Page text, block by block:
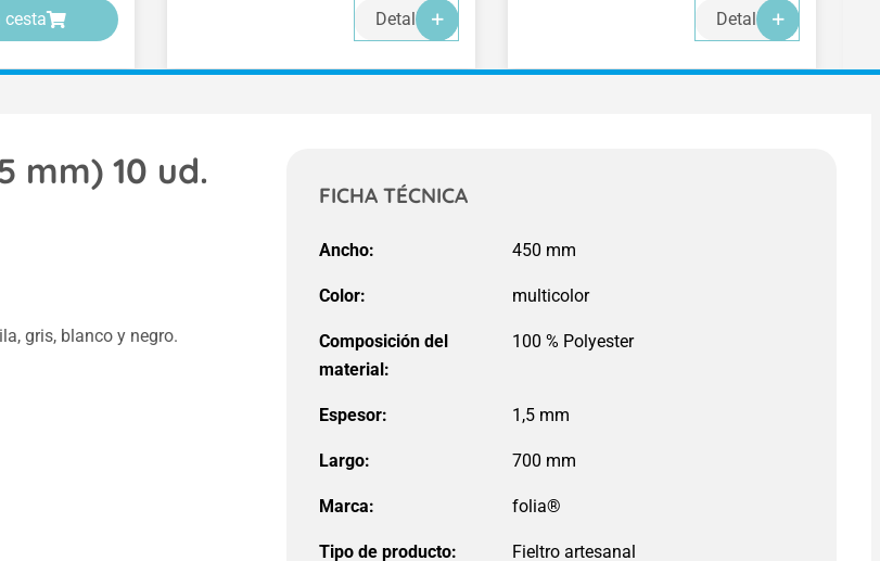
cesta Detalles Detalles
mm) 10 ud.
gris, blanco y negro.
FICHA TÉCNICA
Ancho: 450 mm
Color:
Composición del
material:
100 % Polyester
Espesor:
Largo: 700 mm
Marca: folia®
Tipo de producto: